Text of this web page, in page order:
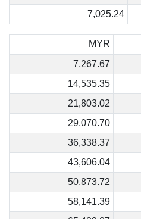
7,025.24
MYR
7,267.67
14,535.35
21,803.02
29,070.70
36,338.37
43,606.04
50,873.72
58,141.39